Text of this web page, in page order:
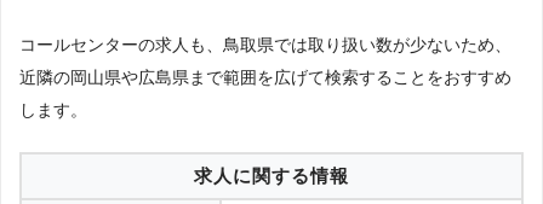
コールセンターの求人も、鳥取県では取り扱い数が少ないため、
近隣の岡山県や広島県まで範囲を広げて検索することをおすすめ
します。
求人に関する情報